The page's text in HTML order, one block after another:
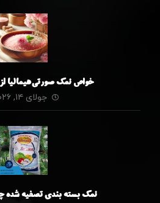
خواص نمک صورتی هیمالیا
جولای ۱۴, ۲۰۲۶
نمک بسته بندی تصفیه شده